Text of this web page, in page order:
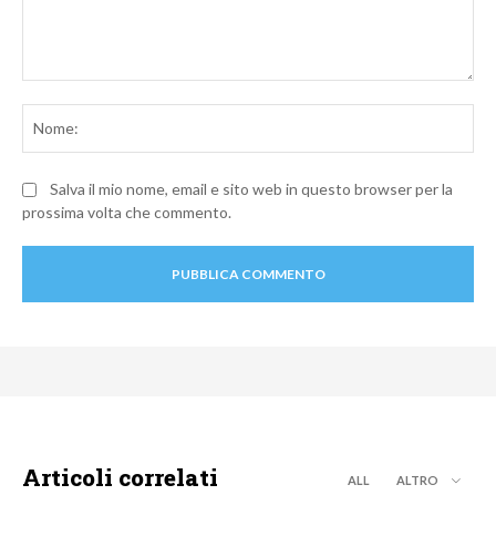
Salva il mio nome, email e sito web in questo browser per la
prossima volta che commento.
Articoli correlati ALL ALTRO